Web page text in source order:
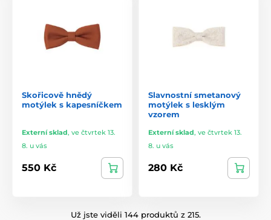
Skořicově hnědý
motýlek s kapesníčkem
Externí sklad, ve čtvrtek 13.
8. u vás
550 Kč
Slavnostní smetanový
motýlek s lesklým
vzorem
Externí sklad, ve čtvrtek 13.
8. u vás
280 Kč
Už jste viděli 144 produktů z 215.